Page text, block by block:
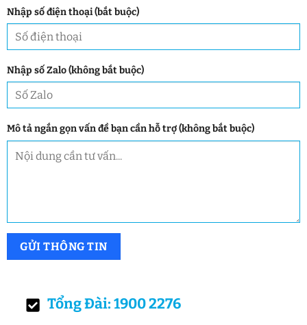
Nhập số điện thoại (bắt buộc)
Nhập số Zalo (không bắt buộc)
Mô tả ngắn gọn vấn đề bạn cần hỗ trợ (không bắt buộc)
Tổng Đài: 1900 2276